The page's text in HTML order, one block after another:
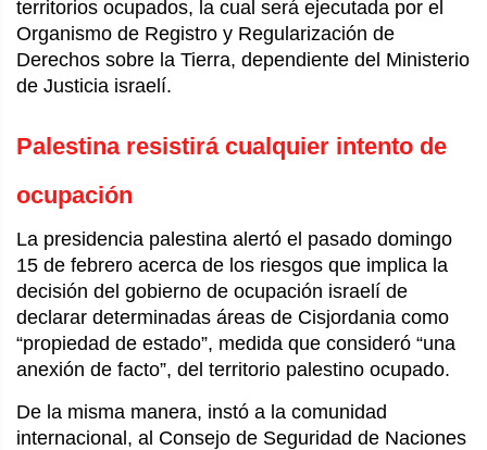
territorios ocupados, la cual será ejecutada por el
Organismo de Registro y Regularización de
Derechos sobre la Tierra, dependiente del Ministerio
de Justicia israelí.
Palestina resistirá cualquier intento de
ocupación
La presidencia palestina alertó el pasado domingo
15 de febrero acerca de los riesgos que implica la
decisión del gobierno de ocupación israelí de
declarar determinadas áreas de Cisjordania como
“propiedad de estado”, medida que consideró “una
anexión de facto”, del territorio palestino ocupado.
De la misma manera, instó a la comunidad
internacional, al Consejo de Seguridad de Naciones